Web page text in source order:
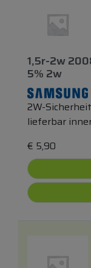
1,5r-2w
5% 2w
2W-
lieferbar
€ 5,90